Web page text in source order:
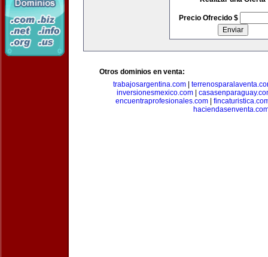
Precio Ofrecido $
Otros dominios en venta:
trabajosargentina.com
inversionesmexico.com
encuentraprofesionales.com